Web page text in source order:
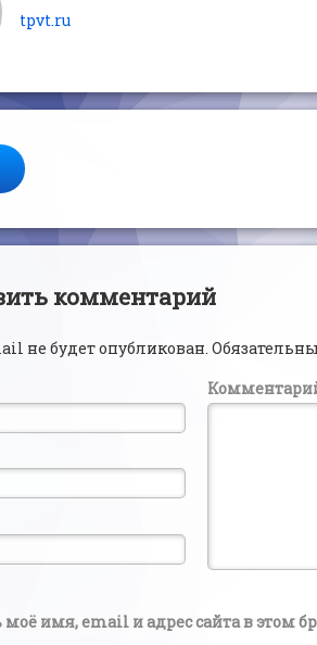
tpvt.ru
читать
комментарий
не будет опубликован.
моё имя, email и адрес сайта в этом